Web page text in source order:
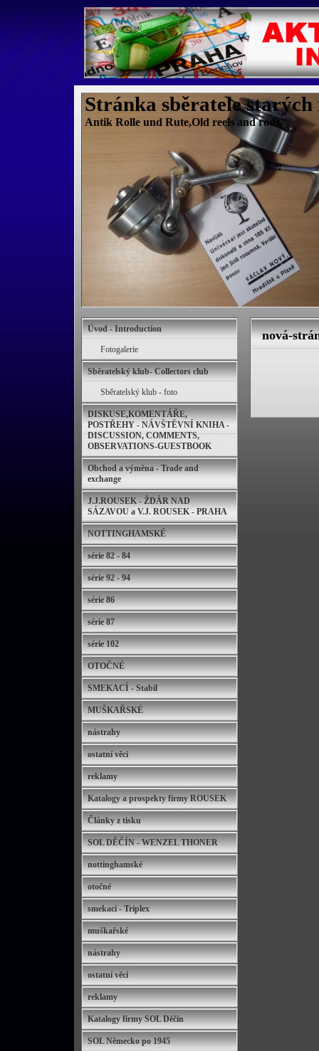
Stránka sběratele
Antik Rolle und Rute,Old reels and rods.
nová-
Úvod - Introduction
Fotogalerie
Sběratelský klub- Collectors club
Sběratelský klub - foto
DISKUSE,KOMENTÁŘE,
POSTŘEHY - NÁVŠTĚVNÍ KNIHA -
DISCUSSION, COMMENTS,
OBSERVATIONS-GUESTBOOK
Obchod a výměna - Trade and
exchange
J.J.ROUSEK - ŽDÁR NAD
SÁZAVOU a V.J. ROUSEK - PRAHA
NOTTINGHAMSKÉ
série 82 - 84
série 92 - 94
série 86
série 87
série 102
OTOČNÉ
SMEKACÍ - Stabil
MUŠKAŘSKÉ
nástrahy
ostatní věci
reklamy
Katalogy a prospekty firmy ROUSEK
Články z tisku
SOL DĚČÍN - WENZEL THONER
nottinghamské
otočné
smekací - Triplex
muškařské
nástrahy
ostatní věci
reklamy
Katalogy firmy SOL Děčín
SOL Německo po 1945